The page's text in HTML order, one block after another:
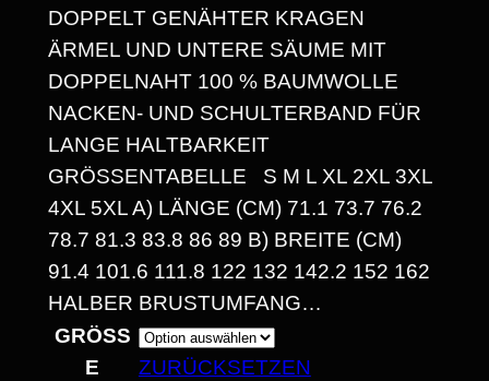
:
1
4
,
3
0
€
B
OPPELT GENÄHTER KRAGEN Ä
RMEL UND UNTERE SÄUME MIT D
OPPELNAHT 100 % BAUMWOLLE N
ACKEN- UND SCHULTERBAND FÜR L
ANGE HALTBARKEIT G
RÖSSENTABELLE S M L XL 2XL 3XL 4X
L 5XL A) LÄNGE (CM) 71.1 73.7 76.2 78
.7 81.3 83.8 86 89 B) BREITE (CM) 91
.4 101.6 111.8 122 132 142.2 152 162 HA
LBER BRUSTUMFANG…
GRÖSSE
ZURÜCKSETZEN